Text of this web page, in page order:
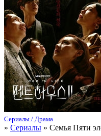
Сериалы / Драма
» Сериалы » Семья Пяти